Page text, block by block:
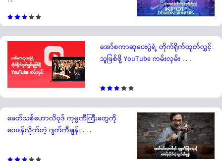
အော်စကာဆုပေးပွဲရဲ့ တိုက်ရိုက်ထုတ်လွှင့်
သူဖြစ်ဖို့ YouTube ကမ်းလှမ်း . . .
ခေတ်သစ်ဟောလိဝုဒ် ကုမ္ပဏီကြီးတွေကို
ဝေဖန်လိုက်တဲ့ ဂျက်ကီချန်း . . .